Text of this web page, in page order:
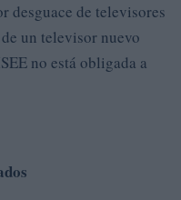
desguace de televisores
un televisor nuevo
no está obligada a